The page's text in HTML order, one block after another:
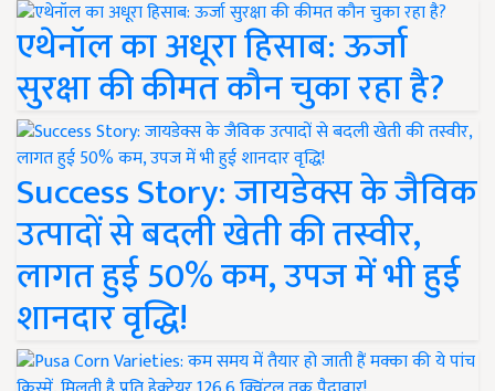
एथेनॉल का अधूरा हिसाब: ऊर्जा
सुरक्षा की कीमत कौन चुका रहा है?
Success Story: जायडेक्स के जैविक
उत्पादों से बदली खेती की तस्वीर,
लागत हुई 50% कम, उपज में भी हुई
शानदार वृद्धि!